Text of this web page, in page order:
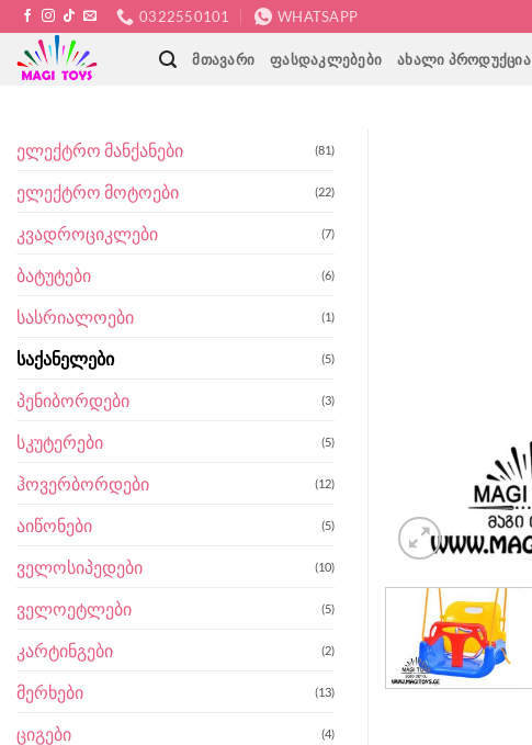
Skip
to
content
0322550101 WHATSAPP
ᲛᲗᲐᲕᲐᲠᲘ ᲤᲐᲡᲓᲐᲙᲚᲔᲑᲔᲑᲘ ᲐᲮᲐᲚᲘ ᲞᲠᲝᲓᲣᲥᲪᲘᲐ
ელექტრო მანქანები (81)
ელექტრო მოტოები (22)
კვადროციკლები (7)
ბატუტები (6)
სასრიალოები (1)
საქანელები (5)
პენიბორდები (3)
სკუტერები (5)
ჰოვერბორდები (12)
აიწონები (5)
ველოსიპედები (10)
ველოეტლები (5)
კარტინგები (2)
მერხები (13)
ციგები (4)